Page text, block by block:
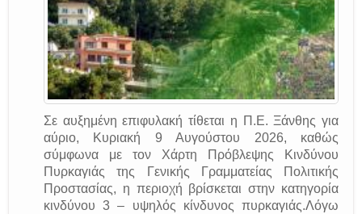
Σε αυξημένη επιφυλακή τίθεται η Π.Ε. Ξάνθης για
αύριο, Κυριακή 9 Αυγούστου 2026, καθώς
σύμφωνα με τον Χάρτη Πρόβλεψης Κινδύνου
Πυρκαγιάς της Γενικής Γραμματείας Πολιτικής
Προστασίας, η περιοχή βρίσκεται στην κατηγορία
κινδύνου 3 – υψηλός κίνδυνος πυρκαγιάς.Λόγω